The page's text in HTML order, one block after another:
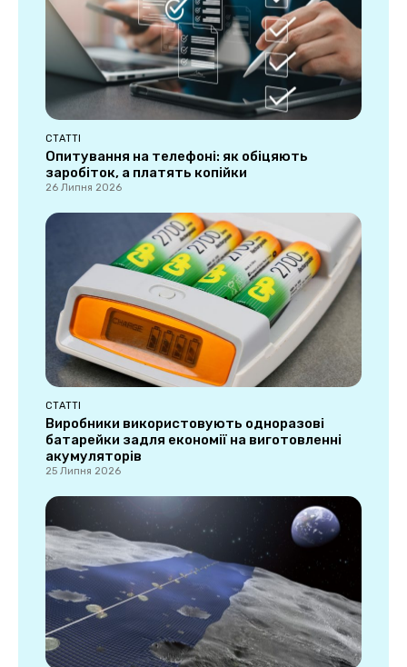
СТАТТІ
Опитування на телефоні: як обіцяють
заробіток, а платять копійки
26 Липня 2026
СТАТТІ
Виробники використовують одноразові
батарейки задля економії на виготовленні
акумуляторів
25 Липня 2026